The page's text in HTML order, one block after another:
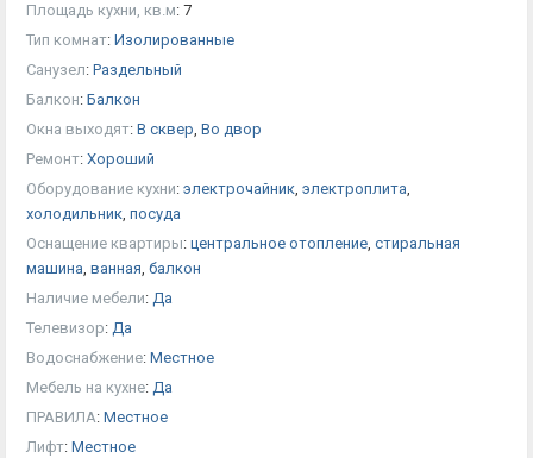
Площадь кухни, кв.м: 7
Тип комнат: Изолированные
Санузел: Раздельный
Балкон: Балкон
Окна выходят: В сквер, Во двор
Ремонт: Хороший
Оборудование кухни: электрочайник, электроплита,
холодильник, посуда
Оснащение квартиры: центральное отопление, стиральная
машина, ванная, балкон
Наличие мебели: Да
Телевизор: Да
Водоснабжение: Местное
Мебель на кухне: Да
ПРАВИЛА: Местное
Лифт: Местное